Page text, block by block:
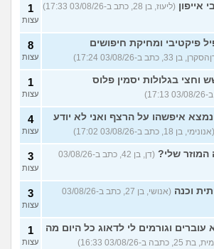
אייפון (ליעוז, בן 28, כתב ב-03/08/26 17:33) 1
עצות
פיקטיבי ומחיקת חיפושים
33, כתב ב-03/08/26 17:24)
8
עצות
וחצי בגלולות יסמין פלוס 1
עצות
איפשהו על הרצף ואני לא יודע
(אנונימי, בן 18, כתב ב-03/08/26 17:02)
4
עצות
שלי?
(דן, בן 42, כתב ב-03/08/26
3
עצות
וכנה
(אנושי, בן 27, כתב ב-03/08/26
3
עצות
עוברים וגורמים לי לדאוג כל היום מה
ב-03/08/26 16:33)
1
עצות